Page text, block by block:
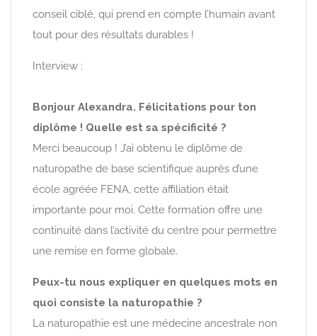
conseil ciblé, qui prend en compte l’humain avant
tout pour des résultats durables !
Interview :
Bonjour Alexandra. Félicitations pour ton
diplôme ! Quelle est sa spécificité ?
Merci beaucoup ! J’ai obtenu le diplôme de
naturopathe de base scientifique auprès d’une
école agréée FENA, cette affiliation était
importante pour moi. Cette formation offre une
continuité dans l’activité du centre pour permettre
une remise en forme globale.
Peux-tu nous expliquer en quelques mots en
quoi consiste la naturopathie ?
La naturopathie est une médecine ancestrale non